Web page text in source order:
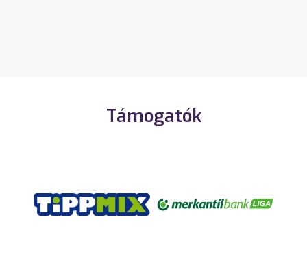
Támogatók